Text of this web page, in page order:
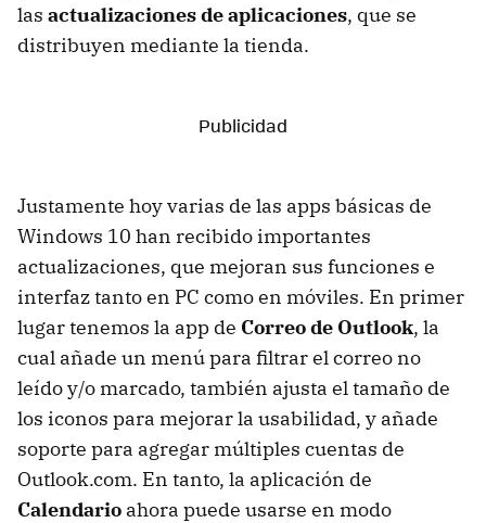
las actualizaciones de aplicaciones, que se
distribuyen mediante la tienda.
Justamente hoy varias de las apps básicas de
Windows 10 han recibido importantes
actualizaciones, que mejoran sus funciones e
interfaz tanto en PC como en móviles. En primer
lugar tenemos la app de Correo de Outlook, la
cual añade un menú para filtrar el correo no
leído y/o marcado, también ajusta el tamaño de
los iconos para mejorar la usabilidad, y añade
soporte para agregar múltiples cuentas de
Outlook.com. En tanto, la aplicación de
Calendario ahora puede usarse en modo